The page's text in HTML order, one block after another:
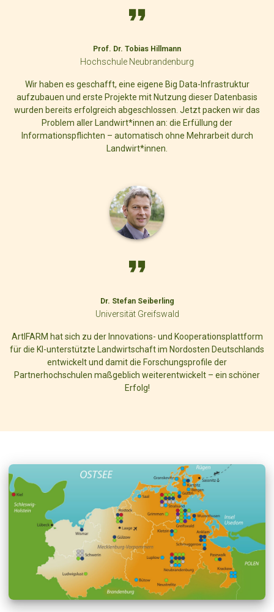
Prof. Dr. Tobias Hillmann
Hochschule Neubrandenburg
Wir haben es geschafft, eine eigene Big Data-Infrastruktur
aufzubauen und erste Projekte mit Nutzung dieser Datenbasis
wurden bereits erfolgreich abgeschlossen. Jetzt packen wir das
Problem aller Landwirt*innen an: die Erfüllung der
Informationspflichten – automatisch ohne Mehrarbeit durch
Landwirt*innen.
Dr. Stefan Seiberling
Universität Greifswald
ArtIFARM hat sich zu der Innovations- und Kooperationsplattform
für die KI-unterstützte Landwirtschaft im Nordosten Deutschlands
entwickelt und damit die Forschungsprofile der
Partnerhochschulen maßgeblich weiterentwickelt – ein schöner
Erfolg!